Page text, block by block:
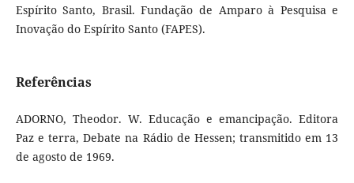
Espírito Santo, Brasil. Fundação de Amparo à Pesquisa e
Inovação do Espírito Santo (FAPES).
Referências
ADORNO, Theodor. W. Educação e emancipação. Editora
Paz e terra, Debate na Rádio de Hessen; transmitido em 13
de agosto de 1969.